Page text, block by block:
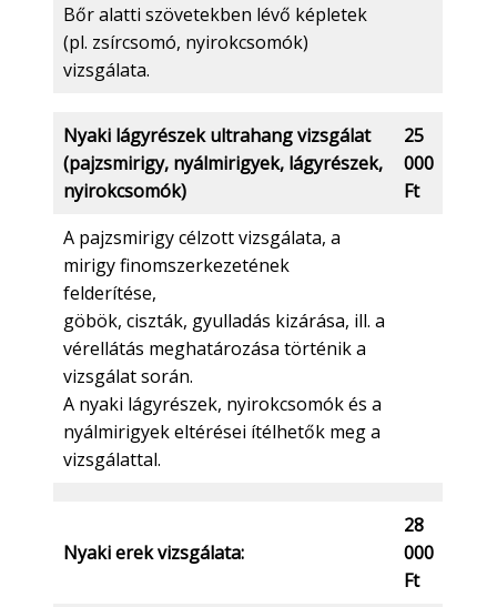
Bőr alatti szövetekben lévő képletek
(pl. zsírcsomó, nyirokcsomók)
vizsgálata.
Nyaki lágyrészek ultrahang vizsgálat
(pajzsmirigy, nyálmirigyek, lágyrészek,
nyirokcsomók)
25
000
Ft
A pajzsmirigy célzott vizsgálata, a
mirigy finomszerkezetének
felderítése,
göbök, ciszták, gyulladás kizárása, ill. a
vérellátás meghatározása történik a
vizsgálat során.
A nyaki lágyrészek, nyirokcsomók és a
nyálmirigyek eltérései ítélhetők meg a
vizsgálattal.
Nyaki erek vizsgálata:
28
000
Ft